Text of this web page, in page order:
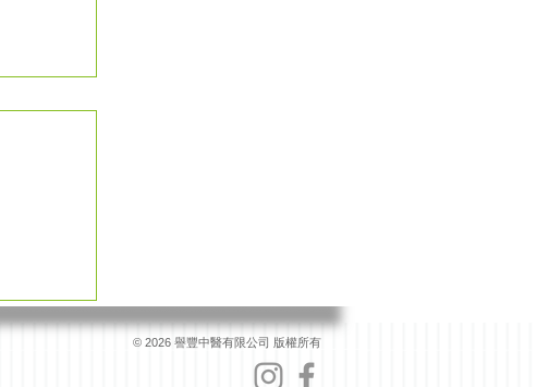
© 2026 譽豐中醫有限公司 版權所有